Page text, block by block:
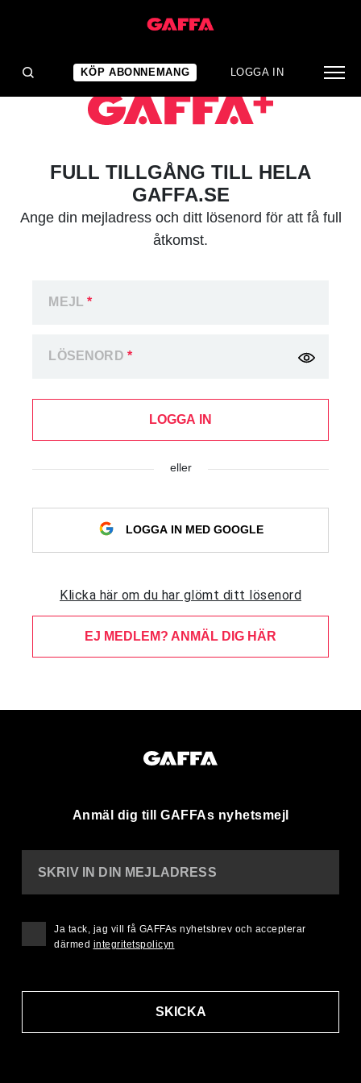
KÖP ABONNEMANG LOGGA IN
FULL TILLGÅNG TILL HELA
GAFFA.SE
Ange din mejladress och ditt lösenord för att få full
åtkomst.
MEJL*
LÖSENORD *
LOGGA IN
eller
LOGGA IN MED GOOGLE
Klicka här om du har glömt ditt lösenord
EJ MEDLEM? ANMÄL DIG HÄR
Anmäl dig till GAFFAs nyhetsmejl
SKRIV IN DIN MEJLADRESS
SKICKA
Ja tack, jag vill få GAFFAs nyhetsbrev och accepterar
därmed integritetspolicyn